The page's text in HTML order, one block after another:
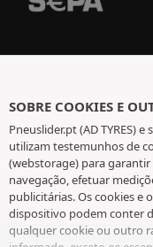
SOBRE COOKIES E
Pneuslider.pt (AD TYRES)
utilizam testemunhos de
(webstorage) para
navegação, efetuar
publicitárias. Os cookies e
dispositivo podem conter
qualquer cookie ou outro